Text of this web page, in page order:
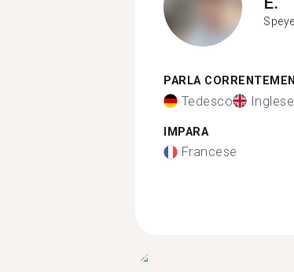
PARLA
Tedesco Inglese
IMPARA
Francese